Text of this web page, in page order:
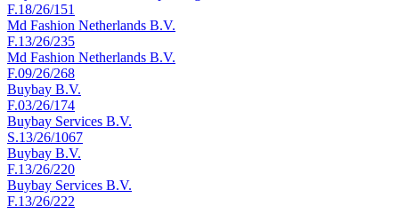
F.18/26/151
Md Fashion Netherlands B.V.
F.13/26/235
Md Fashion Netherlands B.V.
F.09/26/268
Buybay B.V.
F.03/26/174
Buybay Services B.V.
S.13/26/1067
Buybay B.V.
F.13/26/220
Buybay Services B.V.
F.13/26/222